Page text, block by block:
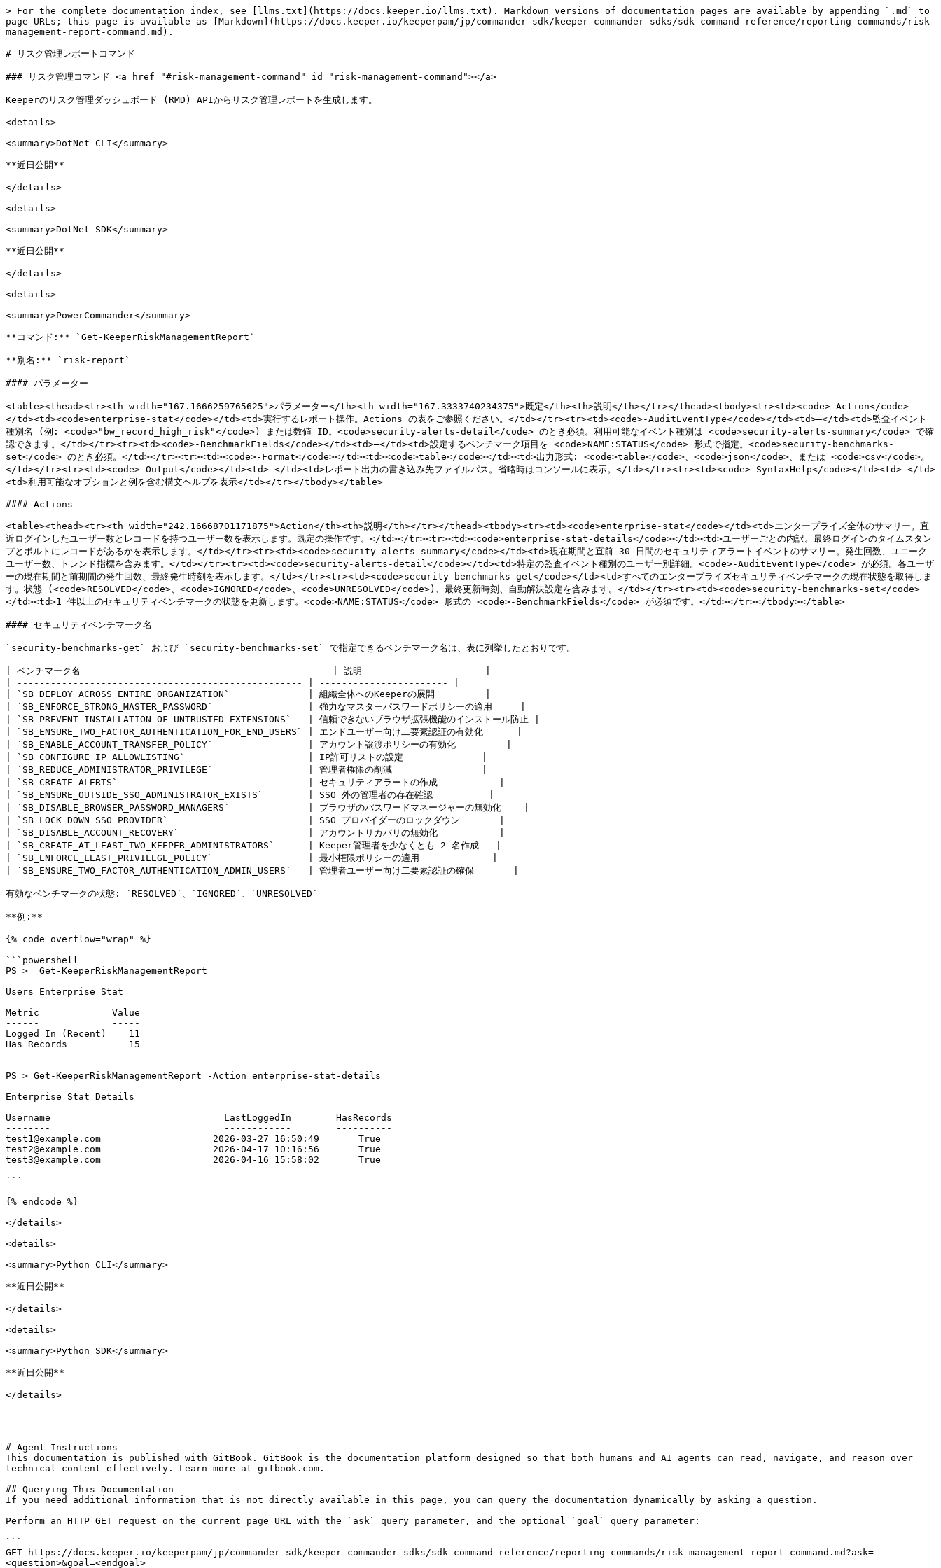
> For the complete documentation index, see [llms.txt](https://docs.keeper.io/llms.txt). Markdown versions of documentation pages are available by appending `.md` to
page URLs; this page is available as [Markdown](https://docs.keeper.io/keeperpam/jp/commander-sdk/keeper-commander-sdks/sdk-command-reference/reporting-commands/risk-
management-report-command.md).
# リスク管理レポートコマンド
### リスク管理コマンド <a href="#risk-management-command" id="risk-management-command"></a>
Keeperのリスク管理ダッシュボード (RMD) APIからリスク管理レポートを生成します。
<details>
<summary>DotNet CLI</summary>
**近日公開**
</details>
<details>
<summary>DotNet SDK</summary>
**近日公開**
</details>
<details>
<summary>PowerCommander</summary>
**コマンド:** `Get-KeeperRiskManagementReport`
**別名:** `risk-report`
#### パラメーター
<table><thead><tr><th width="167.1666259765625">パラメーター</th><th width="167.3333740234375">既定</th><th>説明</th></tr></thead><tbody><tr><td><code>-Action</code>
</td><td><code>enterprise-stat</code></td><td>実行するレポート操作。Actions の表をご参照ください。</td></tr><tr><td><code>-AuditEventType</code></td><td>—</td><td>監査イベント
種別名 (例: <code>"bw_record_high_risk"</code>) または数値 ID。<code>security-alerts-detail</code> のとき必須。利用可能なイベント種別は <code>security-alerts-summary</code> で確
認できます。</td></tr><tr><td><code>-BenchmarkFields</code></td><td>—</td><td>設定するベンチマーク項目を <code>NAME:STATUS</code> 形式で指定。<code>security-benchmarks-
set</code> のとき必須。</td></tr><tr><td><code>-Format</code></td><td><code>table</code></td><td>出力形式: <code>table</code>、<code>json</code>、または <code>csv</code>。
</td></tr><tr><td><code>-Output</code></td><td>—</td><td>レポート出力の書き込み先ファイルパス。省略時はコンソールに表示。</td></tr><tr><td><code>-SyntaxHelp</code></td><td>—</td>
<td>利用可能なオプションと例を含む構文ヘルプを表示</td></tr></tbody></table>
#### Actions
<table><thead><tr><th width="242.16668701171875">Action</th><th>説明</th></tr></thead><tbody><tr><td><code>enterprise-stat</code></td><td>エンタープライズ全体のサマリー。直
近ログインしたユーザー数とレコードを持つユーザー数を表示します。既定の操作です。</td></tr><tr><td><code>enterprise-stat-details</code></td><td>ユーザーごとの内訳。最終ログインのタイムスタン
プとボルトにレコードがあるかを表示します。</td></tr><tr><td><code>security-alerts-summary</code></td><td>現在期間と直前 30 日間のセキュリティアラートイベントのサマリー。発生回数、ユニーク
ユーザー数、トレンド指標を含みます。</td></tr><tr><td><code>security-alerts-detail</code></td><td>特定の監査イベント種別のユーザー別詳細。<code>-AuditEventType</code> が必須。各ユーザ
ーの現在期間と前期間の発生回数、最終発生時刻を表示します。</td></tr><tr><td><code>security-benchmarks-get</code></td><td>すべてのエンタープライズセキュリティベンチマークの現在状態を取得しま
す。状態 (<code>RESOLVED</code>、<code>IGNORED</code>、<code>UNRESOLVED</code>)、最終更新時刻、自動解決設定を含みます。</td></tr><tr><td><code>security-benchmarks-set</code>
</td><td>1 件以上のセキュリティベンチマークの状態を更新します。<code>NAME:STATUS</code> 形式の <code>-BenchmarkFields</code> が必須です。</td></tr></tbody></table>
#### セキュリティベンチマーク名
`security-benchmarks-get` および `security-benchmarks-set` で指定できるベンチマーク名は、表に列挙したとおりです。
| ベンチマーク名                                             | 説明                      |
| --------------------------------------------------- | ----------------------- |
| `SB_DEPLOY_ACROSS_ENTIRE_ORGANIZATION`              | 組織全体へのKeeperの展開         |
| `SB_ENFORCE_STRONG_MASTER_PASSWORD`                 | 強力なマスターパスワードポリシーの適用     |
| `SB_PREVENT_INSTALLATION_OF_UNTRUSTED_EXTENSIONS`   | 信頼できないブラウザ拡張機能のインストール防止 |
| `SB_ENSURE_TWO_FACTOR_AUTHENTICATION_FOR_END_USERS` | エンドユーザー向け二要素認証の有効化      |
| `SB_ENABLE_ACCOUNT_TRANSFER_POLICY`                 | アカウント譲渡ポリシーの有効化         |
| `SB_CONFIGURE_IP_ALLOWLISTING`                      | IP許可リストの設定              |
| `SB_REDUCE_ADMINISTRATOR_PRIVILEGE`                 | 管理者権限の削減                |
| `SB_CREATE_ALERTS`                                  | セキュリティアラートの作成           |
| `SB_ENSURE_OUTSIDE_SSO_ADMINISTRATOR_EXISTS`        | SSO 外の管理者の存在確認          |
| `SB_DISABLE_BROWSER_PASSWORD_MANAGERS`              | ブラウザのパスワードマネージャーの無効化    |
| `SB_LOCK_DOWN_SSO_PROVIDER`                         | SSO プロバイダーのロックダウン       |
| `SB_DISABLE_ACCOUNT_RECOVERY`                       | アカウントリカバリの無効化           |
| `SB_CREATE_AT_LEAST_TWO_KEEPER_ADMINISTRATORS`      | Keeper管理者を少なくとも 2 名作成   |
| `SB_ENFORCE_LEAST_PRIVILEGE_POLICY`                 | 最小権限ポリシーの適用             |
| `SB_ENSURE_TWO_FACTOR_AUTHENTICATION_ADMIN_USERS`   | 管理者ユーザー向け二要素認証の確保       |
有効なベンチマークの状態: `RESOLVED`、`IGNORED`、`UNRESOLVED`
**例:**
{% code overflow="wrap" %}
```powershell
PS >  Get-KeeperRiskManagementReport
Users Enterprise Stat
Metric             Value
------             -----
Logged In (Recent)    11
Has Records           15
PS > Get-KeeperRiskManagementReport -Action enterprise-stat-details
Enterprise Stat Details
Username                               LastLoggedIn        HasRecords
--------                               ------------        ----------
test1@example.com                    2026-03-27 16:50:49       True
test2@example.com                    2026-04-17 10:16:56       True
test3@example.com                    2026-04-16 15:58:02       True
```
{% endcode %}
</details>
<details>
<summary>Python CLI</summary>
**近日公開**
</details>
<details>
<summary>Python SDK</summary>
**近日公開**
</details>
---
# Agent Instructions
This documentation is published with GitBook. GitBook is the documentation platform designed so that both humans and AI agents can read, navigate, and reason over
technical content effectively. Learn more at gitbook.com.
## Querying This Documentation
If you need additional information that is not directly available in this page, you can query the documentation dynamically by asking a question.
Perform an HTTP GET request on the current page URL with the `ask` query parameter, and the optional `goal` query parameter:
```
GET https://docs.keeper.io/keeperpam/jp/commander-sdk/keeper-commander-sdks/sdk-command-reference/reporting-commands/risk-management-report-command.md?ask=
<question>&goal=<endgoal>